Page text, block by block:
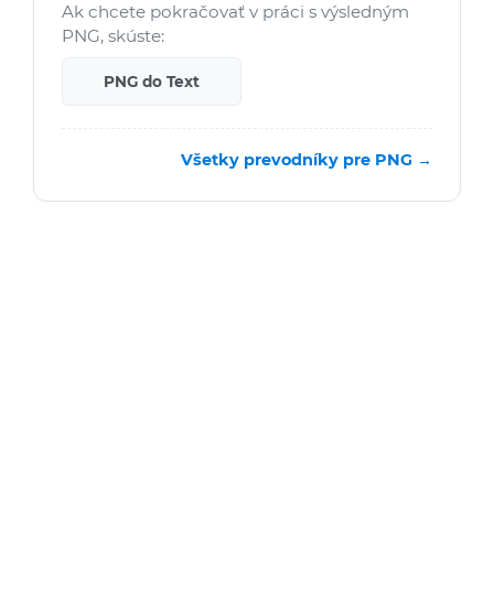
Ak chcete pokračovať v práci s výsledným
PNG, skúste:
PNG do Text
Všetky prevodníky pre PNG →